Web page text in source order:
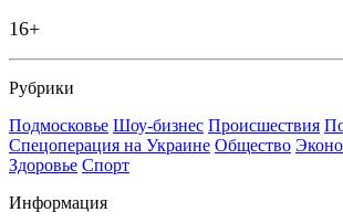
16+
Рубрики
Подмосковье Шоу-бизнес Происшествия
Спецоперация на Украине Общество
Здоровье Спорт
Информация